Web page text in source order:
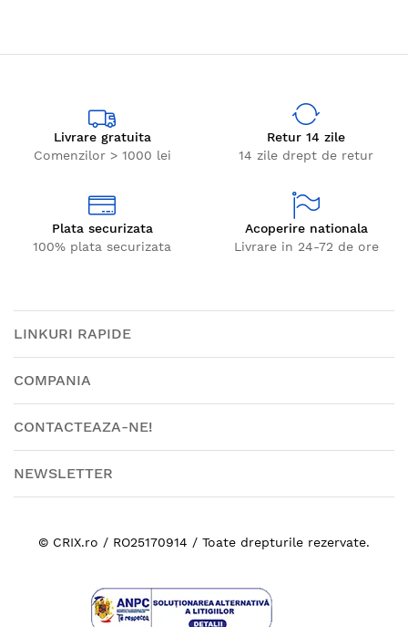
Livrare gratuita
Comenzilor > 1000 lei
Retur 14 zile
14 zile drept de retur
Plata securizata
100% plata securizata
Acoperire nationala
Livrare in 24-72 de ore
LINKURI RAPIDE
COMPANIA
CONTACTEAZA-NE!
NEWSLETTER
© CRIX.ro / RO25170914 / Toate drepturile rezervate.